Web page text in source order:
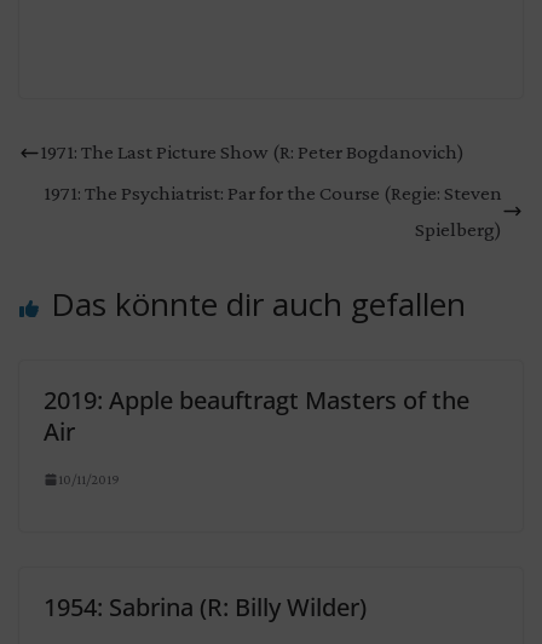
1971: The Last Picture Show (R: Peter Bogdanovich)
1971: The Psychiatrist: Par for the Course (Regie: Steven
Spielberg)
Das könnte dir auch gefallen
2019: Apple beauftragt Masters of the
Air
10/11/2019
1954: Sabrina (R: Billy Wilder)